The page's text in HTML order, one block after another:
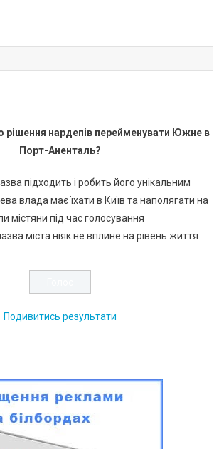
рішення нардепів перейменувати Южне в
Порт-Аненталь?
підходить і робить його унікальним
влада має їхати в Київ та наполягати на
містяни під час голосування
міста ніяк не вплине на рівень життя
Подивитись результати